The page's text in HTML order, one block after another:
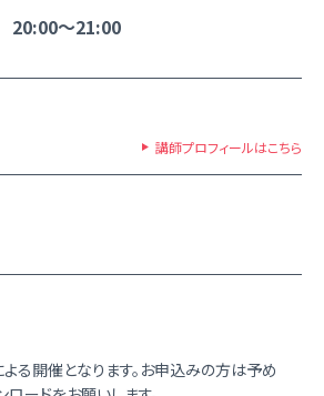
20:00～21:00
講師プロフィールはこちら
る開催となります。お申込みの方は予め